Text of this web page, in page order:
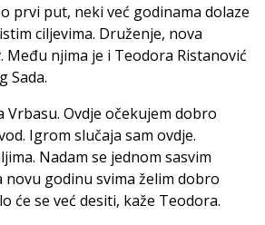
prvi put, neki već godinama dolaze
ciljevima. Druženje, nova
Među njima je i Teodora Ristanović
Sada.
Vrbasu. Ovdje očekujem dobro
Igrom slučaja sam ovdje.
Nadam se jednom sasvim
novu godinu svima želim dobro
će se već desiti, kaže Teodora.